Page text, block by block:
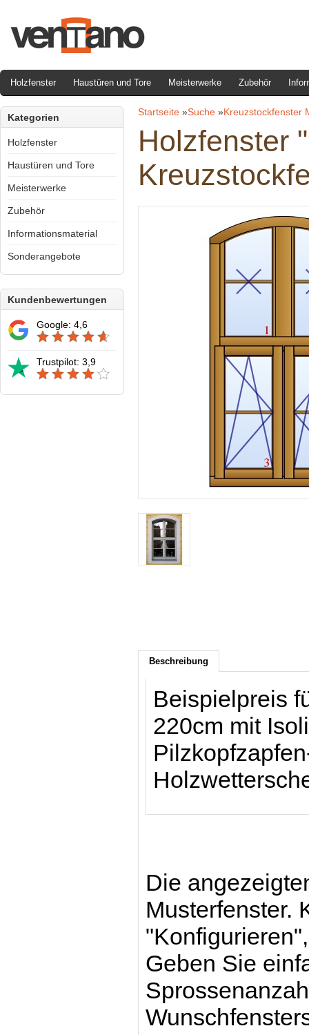
Holzfenster Haustüren und Tore Meisterwerke Zubehör
Kategorien
Holzfenster
Haustüren und Tore
Meisterwerke
Zubehör
Informationsmaterial
Sonderangebote
Kundenbewertungen
Google: 4,6
Trustpilot: 3,9
Startseite »Suche »Kreuzstockfenster
Holzfenster
Beschreibung
Beispielpreis
220cm mit
Die
Musterfenster.
Geben Sie